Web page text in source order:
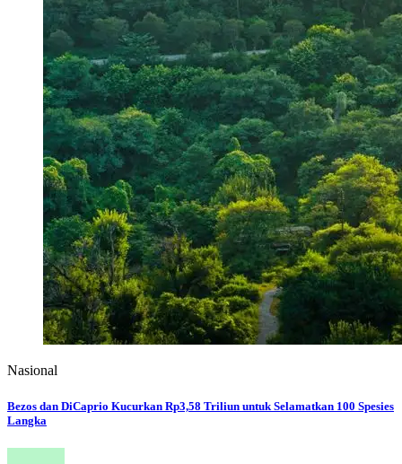
Nasional
Bezos dan DiCaprio Kucurkan Rp3,58 Triliun untuk Selamatkan 100 Spesies
Langka